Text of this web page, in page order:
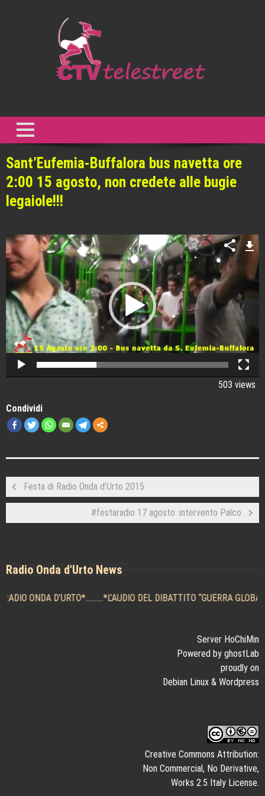
al presente. – Gilles Deleuze
Sant’Eufemia-Buffalora bus navetta ore
2:00 15 agosto, non credete alle bugie
legaiole!!!
Video
Player
503 views
Condividi
Festa di Radio Onda d’Urto 2015
#festaradio 17 agosto: intervento Palco
Radio Onda d'Urto News
ONDA D’URTO*..........*L’AUDIO DEL DIBATTITO “GUERRA
Server HoChiMin
Powered by ghostLab
proudly on
Debian Linux & Wordpress
Creative Commons Attribution:
Non Commercial, No Derivative,
Works 2.5 Italy License.